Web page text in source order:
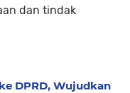
dan tindak
DPRD, Wujudkan